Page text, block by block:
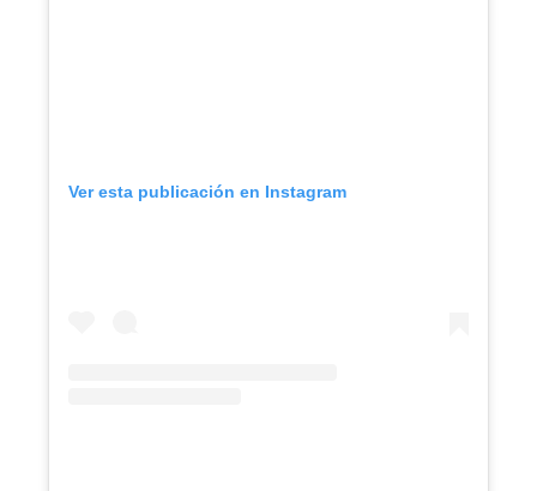
Ver esta publicación en Instagram